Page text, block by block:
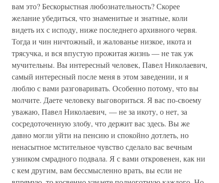
вам это? Бескорыстная любознательность? Скорее
желание убедиться, что знаменитые и знатные, коли
видеть их с исподу, ниже последнего архивного червя.
Тогда и чин ничтожный, и жалованье низкое, икота и
трясучка, и вся впустую прожитая жизнь — не так уж
мучительны. Вы интересный человек, Павел Николаевич,
самый интересный после меня в этом заведении, и я
люблю с вами разговаривать. Особенно потому, что вы
молчите. Даете человеку выговориться. Я вас по-своему
уважаю, Павел Николаевич, — не за икоту, о нет, за
сосредоточенную злобу, что держит вас здесь. Вы же
давно могли уйти на пенсию и спокойно дотлеть, но
ненасытное мстительное чувство сделало вас вечным
узником смрадного подвала. Я с вами откровенен, как ни
с кем другим, вам бессмысленно врать, вы если не